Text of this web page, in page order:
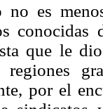
es
que le
regiones
por el